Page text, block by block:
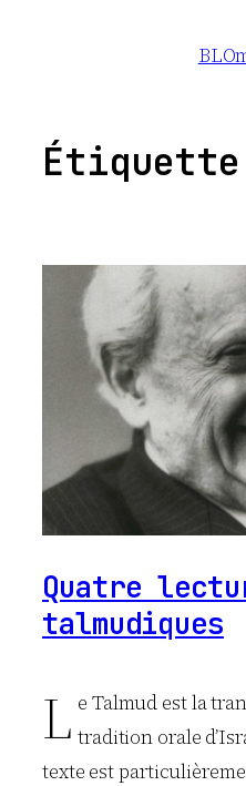
Quatre
talmudiques
L e Talmud est la
tradition orale
texte est